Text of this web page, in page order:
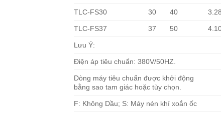
TLC-FS30 30 40
TLC-FS37 37 50
Lưu Ý:
Điện áp tiêu chuẩn: 380V/50HZ.
Dòng máy tiêu chuẩn được khởi động
bằng sao tam giác hoặc tùy chọn.
F: Không Dầu; S: Máy nén khí xoắn ốc